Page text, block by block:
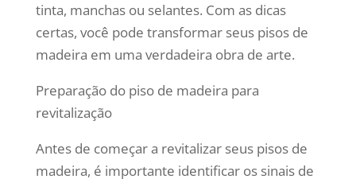
tinta, manchas ou selantes. Com as dicas
certas, você pode transformar seus pisos de
madeira em uma verdadeira obra de arte.
Preparação do piso de madeira para
revitalização
Antes de começar a revitalizar seus pisos de
madeira, é importante identificar os sinais de